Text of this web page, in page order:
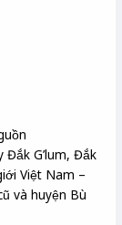
Đắk G’lum, Đắk
Việt Nam –
và huyện Bù